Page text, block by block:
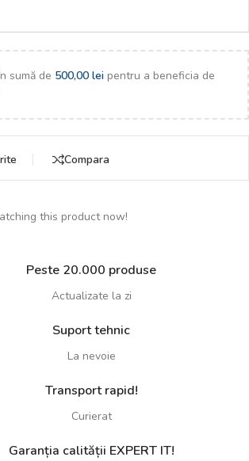
sumă de 500,00 lei pentru a beneficia de
Compara
this product now!
Peste 20.000 produse
Actualizate la zi
Suport tehnic
La nevoie
Transport rapid!
Curierat
Garanția calității EXPERT IT!